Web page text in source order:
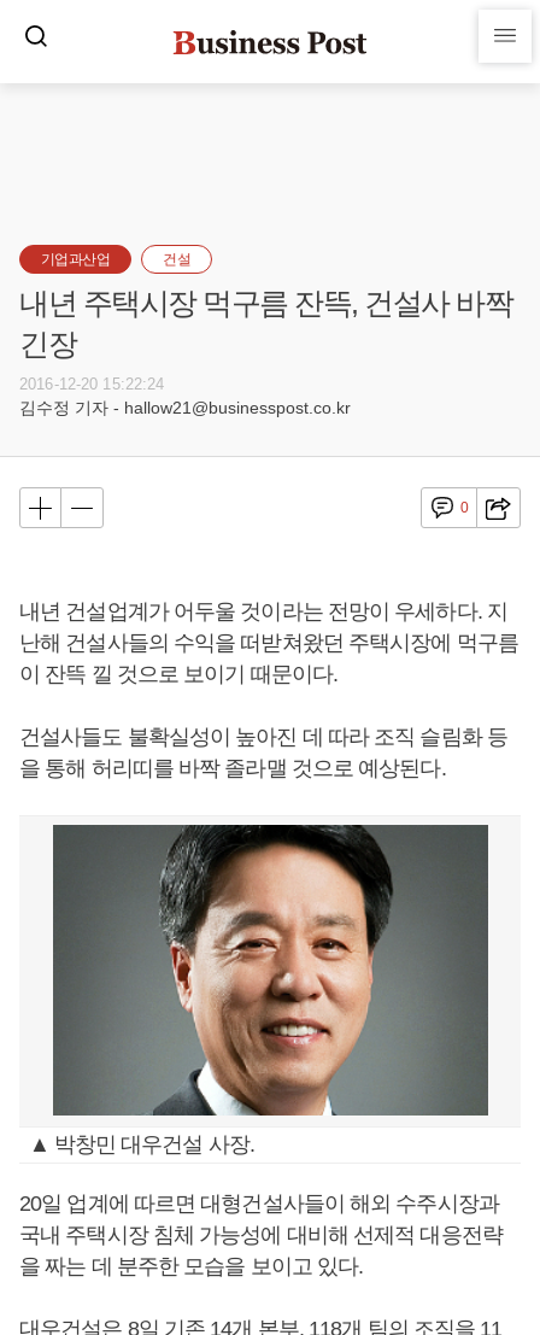
기업과산업 건설
내년 주택시장 먹구름 잔뜩, 건설사 바짝
긴장
2016-12-20 15:22:24
김수정 기자 - hallow21@businesspost.co.kr
0
내년 건설업계가 어두울 것이라는 전망이 우세하다. 지
난해 건설사들의 수익을 떠받쳐왔던 주택시장에 먹구름
이 잔뜩 낄 것으로 보이기 때문이다.
건설사들도 불확실성이 높아진 데 따라 조직 슬림화 등
을 통해 허리띠를 바짝 졸라맬 것으로 예상된다.
▲ 박창민 대우건설 사장.
20일 업계에 따르면 대형건설사들이 해외 수주시장과
국내 주택시장 침체 가능성에 대비해 선제적 대응전략
을 짜는 데 분주한 모습을 보이고 있다.
대우건설은 8일 기존 14개 본부, 118개 팀의 조직을 11